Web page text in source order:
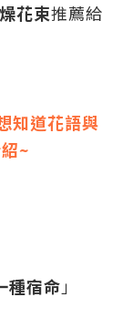
花束推薦給
知道花語與
~
種宿命 」